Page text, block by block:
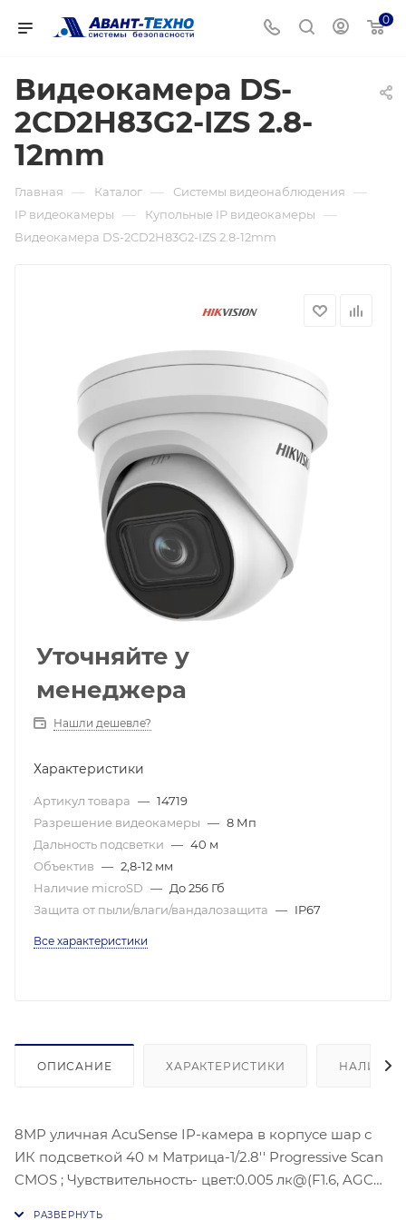
0
Видеокамера DS-
2CD2H83G2-IZS 2.8-
12mm
Главная — Каталог — Системы видеонаблюдения —
IP видеокамеры — Купольные IP видеокамеры —
Видеокамера DS-2CD2H83G2-IZS 2.8-12mm
Уточняйте у
менеджера
Нашли дешевле?
Характеристики
Артикул товара — 14719
Разрешение видеокамеры — 8 Мп
Дальность подсветки — 40 м
Объектив — 2,8-12 мм
Наличие microSD — До 256 Гб
Защита от пыли/влаги/вандалозащита — IP67
Все характеристики
ОПИСАНИЕ ХАРАКТЕРИСТИКИ НАЛИЧИЕ
8MP уличная AcuSense IP-камера в корпусе шар с
ИК подсветкой 40 м Матрица-1/2.8'' Progressive Scan
CMOS ; Чувствительность- цвет:0.005 лк@(F1.6, AGC